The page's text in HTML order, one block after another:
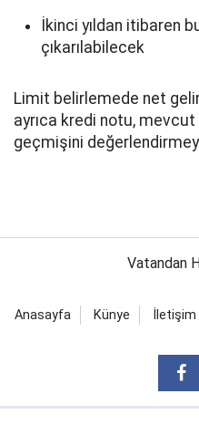
İkinci yıldan itibaren
çıkarılabilecek
Limit belirlemede net
ayrıca kredi notu,
geçmişini
Vatandan
Anasayfa Künye İletişim